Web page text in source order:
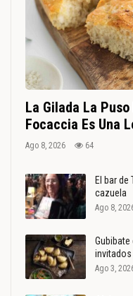
La Gilada La
Focaccia Es Una
Ago 8, 2026 64
El bar de
cazuela
Ago 8,
Gubibate
invitados
Ago 3,